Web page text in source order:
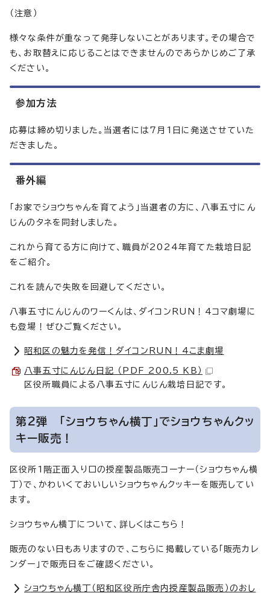
（注意）
様々な条件が重なって発芽しないことがあります。その場合で
も、お取替えに応じることはできませんのであらかじめご了承
ください。
参加方法
応募は締め切りました。当選者には7月1日に発送させていた
だきました。
番外編
「お家でショウちゃんを育てよう」当選者の方に、八事五寸にん
じんのタネを同封しました。
これから育てる方に向けて、職員が2024年育てた栽培日記
をご紹介。
これを読んで失敗を回避してください。
八事五寸にんじんのワーくんは、ダイコンRUN！4コマ劇場に
も登場！ぜひご覧ください。
昭和区の魅力を発信！ダイコンRUN！4こま劇場
八事五寸にんじん日記 （PDF 200.5 KB）
区役所職員による八事五寸にんじん栽培日記です。
第2弾 「ショウちゃん横丁」でショウちゃんクッ
キー販売！
区役所1階正面入り口の授産製品販売コーナー（ショウちゃん横
丁）で、かわいくておいしいショウちゃんクッキーを販売してい
ます。
ショウちゃん横丁について、詳しくはこちら！
販売のない日もありますので、こちらに掲載している「販売カレ
ンダー」で販売日をご確認ください。
ショウちゃん横丁（昭和区役所庁舎内授産製品販売）のおし